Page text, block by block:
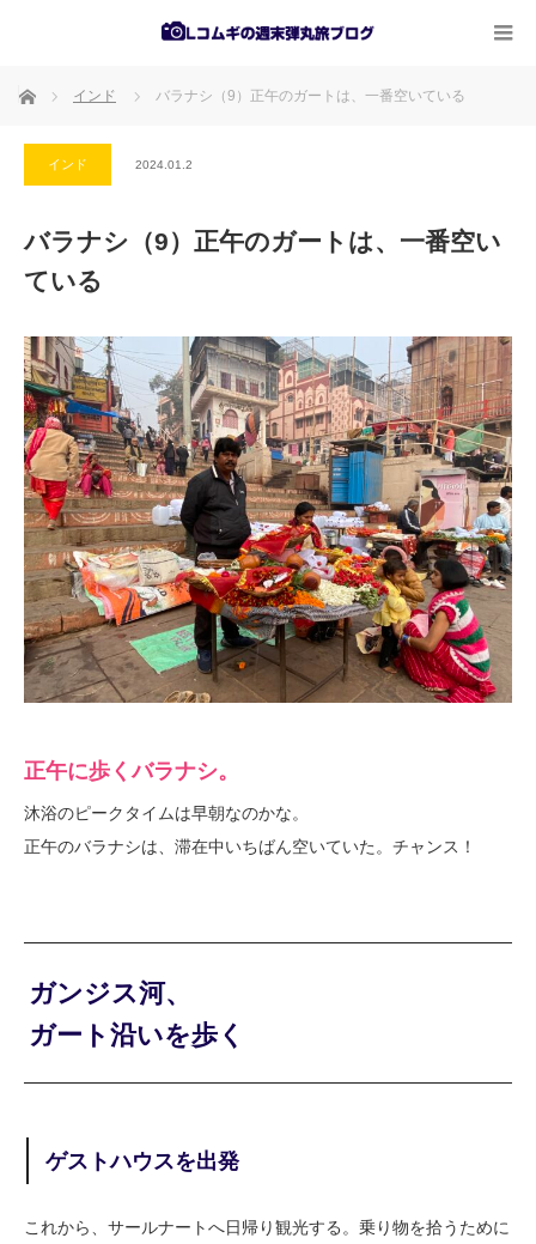
ホーム インド バラナシ（9）正午のガートは、一番空いている
インド 2024.01.2
バラナシ（9）正午のガートは、一番空い
ている
正午に歩くバラナシ。
沐浴のピークタイムは早朝なのかな。
正午のバラナシは、滞在中いちばん空いていた。チャンス！
ガンジス河、
ガート沿いを歩く
ゲストハウスを出発
これから、サールナートへ日帰り観光する。乗り物を拾うために